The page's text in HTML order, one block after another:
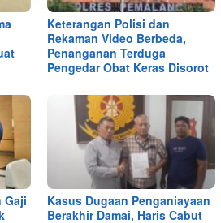
Keterangan Polisi dan
Rekaman Video Berbeda,
Penanganan Terduga
Pengedar Obat Keras Disorot
Gaji
Kasus Dugaan Penganiayaan
Berakhir Damai, Haris Cabut